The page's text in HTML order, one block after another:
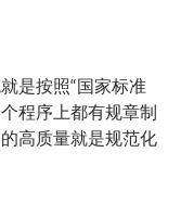
是按照“国家标准
程序上都有规章制
高质量就是规范化